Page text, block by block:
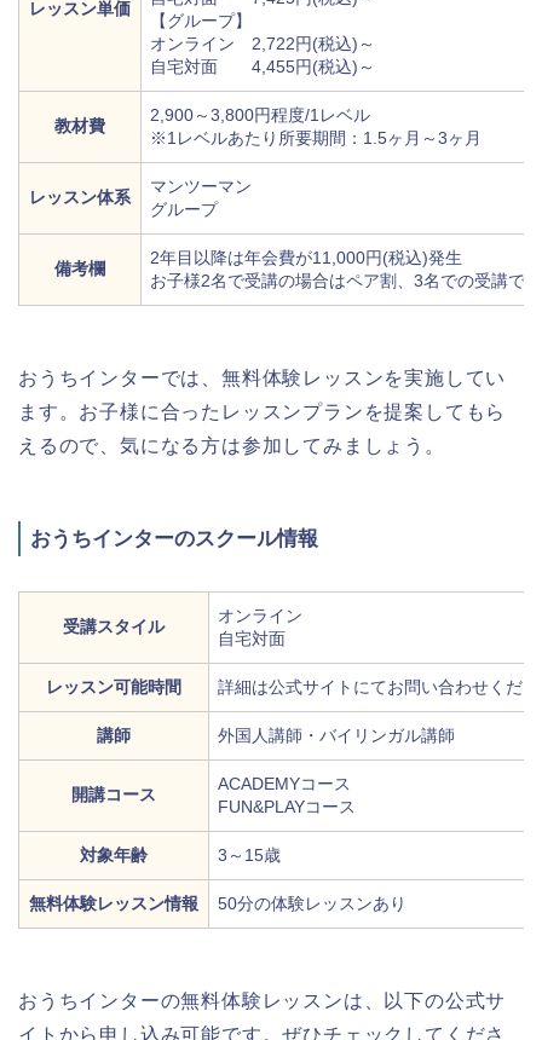
レッスン単価
【グループ】
オンライン 2,722円(税込)～
自宅対面 4,455円(税込)～
教材費
2,900～3,800円程度/1レベル
※1レベルあたり所要期間：1.5ヶ月～3ヶ月
レッスン体系
マンツーマン
グループ
備考欄
2年目以降は年会費が11,000円(税込)発生
お子様2名で受講の場合はペア割、3名での受講で
おうちインターでは、無料体験レッスンを実施してい
ます。お子様に合ったレッスンプランを提案してもら
えるので、気になる方は参加してみましょう。
おうちインターのスクール情報
受講スタイル
オンライン
自宅対面
レッスン可能時間 詳細は公式サイトにてお問い合わせくだ
講師 外国人講師・バイリンガル講師
開講コース
ACADEMYコース
FUN&PLAYコース
対象年齢 3～15歳
無料体験レッスン情報 50分の体験レッスンあり
おうちインターの無料体験レッスンは、以下の公式サ
イトから申し込み可能です。ぜひチェックしてくださ